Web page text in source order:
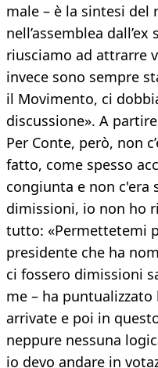
male – è la sintesi
nell’assemblea
riusciamo ad attrarre
invece sono sempre
il Movimento, ci
discussione». A
Per Conte, però, non
fatto, come spesso
congiunta e non c'era
dimissioni, io non ho
tutto: «Permettetemi
presidente che ha
ci fossero dimissioni
me – ha puntualizzato
arrivate e poi in
neppure nessuna
io devo andare in